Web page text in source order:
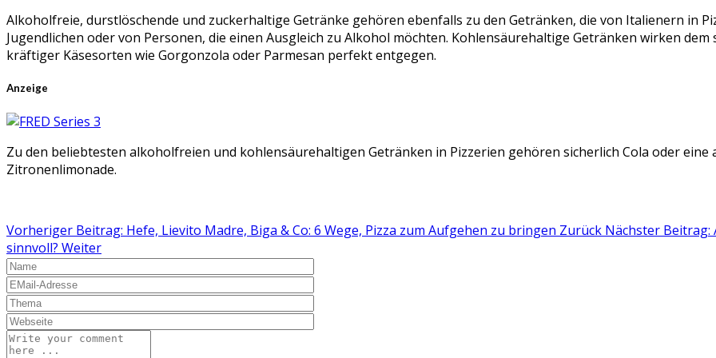
Alkoholfreie, durstlöschende und zuckerhaltige Getränke gehören ebenfalls zu den Getränken, die von Italienern in
Jugendlichen oder von Personen, die einen Ausgleich zu Alkohol möchten. Kohlensäurehaltige Getränken wirken dem
kräftiger Käsesorten wie Gorgonzola oder Parmesan perfekt entgegen.
Anzeige
Zu den beliebtesten alkoholfreien und kohlensäurehaltigen Getränken in Pizzerien gehören sicherlich Cola oder eine
Zitronenlimonade.
Vorheriger Beitrag: Hefe, Lievito Madre, Biga & Co: 6 Wege, Pizza zum Aufgehen zu bringen Zurück Nächster Beitrag:
sinnvoll? Weiter